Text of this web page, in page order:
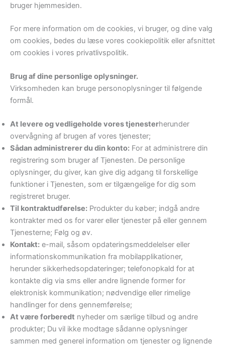
bruger hjemmesiden.
For mere information om de cookies, vi bruger, og dine valg
om cookies, bedes du læse vores cookiepolitik eller afsnittet
om cookies i vores privatlivspolitik.
Brug af dine personlige oplysninger.
Virksomheden kan bruge personoplysninger til følgende
formål.
At levere og vedligeholde vores tjenesterherunder
overvågning af brugen af ​​vores tjenester;
Sådan administrerer du din konto: For at administrere din
registrering som bruger af Tjenesten. De personlige
oplysninger, du giver, kan give dig adgang til forskellige
funktioner i Tjenesten, som er tilgængelige for dig som
registreret bruger.
Til kontraktudførelse: Produkter du køber; indgå andre
kontrakter med os for varer eller tjenester på eller gennem
Tjenesterne; Følg og øv.
Kontakt: e-mail, såsom opdateringsmeddelelser eller
informationskommunikation fra mobilapplikationer,
herunder sikkerhedsopdateringer; telefonopkald for at
kontakte dig via sms eller andre lignende former for
elektronisk kommunikation; nødvendige eller rimelige
handlinger for dens gennemførelse;
At være forberedt nyheder om særlige tilbud og andre
produkter; Du vil ikke modtage sådanne oplysninger
sammen med generel information om tjenester og lignende